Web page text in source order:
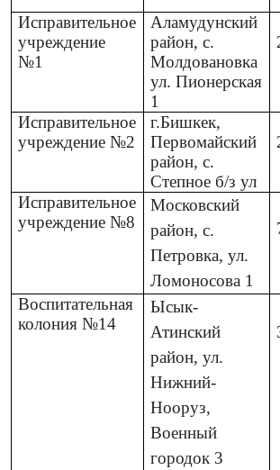
Исправительное
учреждение
№1
Аламудунский
район, с.
Молдовановка
ул. Пионерская
1
Исправительное
учреждение №2
г.Бишкек,
Первомайский
район, с.
Степное б/з ул
Исправительное
учреждение №8
Московский
район, с.
Петровка, ул.
Ломоносова 1
Воспитательная
колония №14
Ысык-
Атинский
район, ул.
Нижний-
Нооруз,
Военный
городок 3